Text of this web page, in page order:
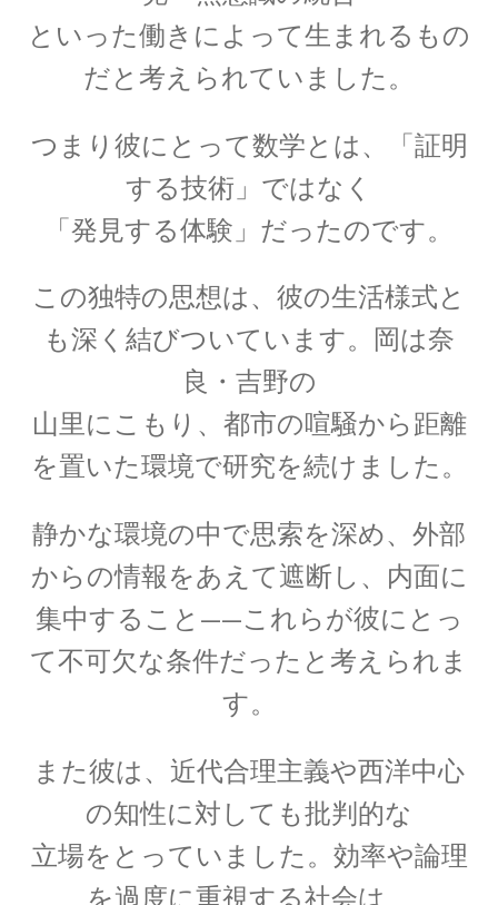
【黒体放射の研究やウィーンの法則
をもたらした物性研究の先駆者】
W・E・パウリ
【微細定数 1/137.036…｜新たな概念として排他
律とパリティーを発見】
【トピック‐初稿2020年度11月】
_他
【書評・トピックの情報も残しま
す】
お雇い外人のトマス・メンデンホール
【明治時代の創設期に東京大学で若者を育てま
といった働きによって生まれるもの
だと考えられていました。
つまり彼にとって数学とは、「証明
する技術」ではなく
「発見する体験」だったのです。
この独特の思想は、彼の生活様式と
も深く結びついています。岡は奈
良・吉野の
山里にこもり、都市の喧騒から距離
を置いた環境で研究を続けました。
静かな環境の中で思索を深め、外部
からの情報をあえて遮断し、内面に
集中すること——これらが彼にとっ
て不可欠な条件だったと考えられま
す。
また彼は、近代合理主義や西洋中心
の知性に対しても批判的な
立場をとっていました。効率や論理
を過度に重視する社会は、